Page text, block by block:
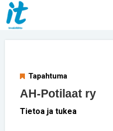
Tapahtuma
AH-Potilaat ry
Tietoa ja tukea